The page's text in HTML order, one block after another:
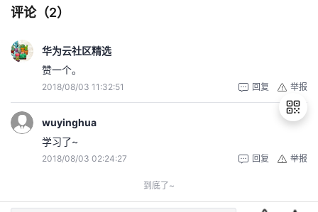
评论（2）
华为云社区精选
赞一个。
2018/08/03 11:32:51 举报
回复
wuyinghua
学习了~
2018/08/03 02:24:27 举报
回复
到底了~